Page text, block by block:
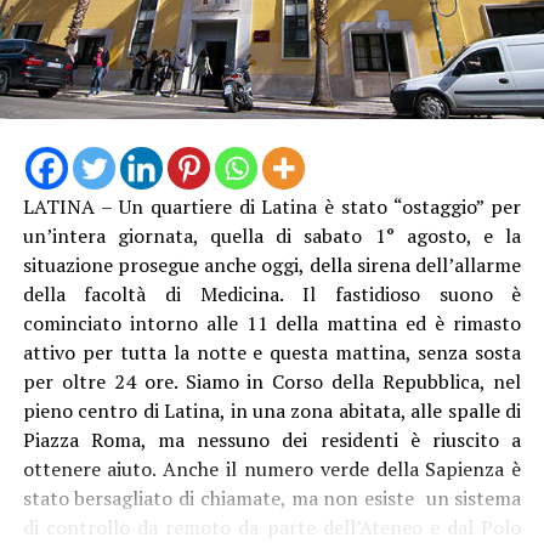
Amodio che conferma la centralità dell’Ente nelle
progettualità legate al settore culturale nel nostro
territorio”.
Info e prenotazioni 3925407500
https://www.ciaotickets.com/it/ass-cult-lestra
Audio
Player
00:00
LATINA – Un quartiere di Latina è stato “ostaggio” per
un’intera giornata, quella di sabato 1° agosto, e la
situazione prosegue anche oggi, della sirena dell’allarme
della facoltà di Medicina. Il fastidioso suono è
cominciato intorno alle 11 della mattina ed è rimasto
attivo per tutta la notte e questa mattina, senza sosta
per oltre 24 ore. Siamo in Corso della Repubblica, nel
pieno centro di Latina, in una zona abitata, alle spalle di
Piazza Roma, ma nessuno dei residenti è riuscito a
ottenere aiuto. Anche il numero verde della Sapienza è
stato bersagliato di chiamate, ma non esiste un sistema
di controllo da remoto da parte dell’Ateneo e dal Polo